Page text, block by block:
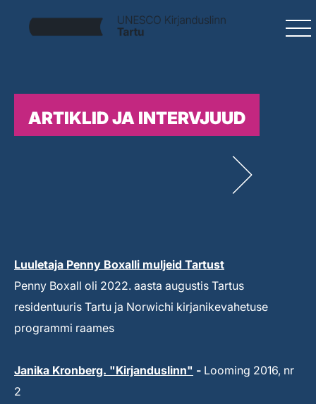
ARTIKLID JA INTERVJUUD
Luuletaja Penny Boxalli muljeid Tartust
Penny Boxall oli 2022. aasta augustis Tartus
residentuuris Tartu ja Norwichi kirjanikevahetuse
programmi raames
Janika Kronberg. "Kirjanduslinn" - Looming 2016, nr
2